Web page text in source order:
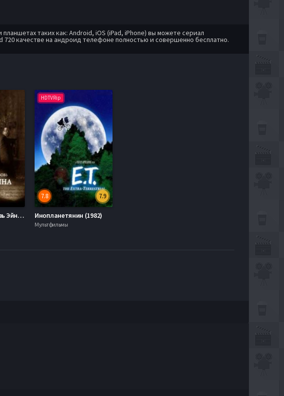
таких как: Android, iOS (iPad, iPhone) вы можете сериал
720 качестве на андроид телефоне полностью и совершенно бесплатно.
Последняя любовь Эйнштейна (2012)
HDTVRip
7.9
7.8
Инопланетянин (1982)
Мультфильмы